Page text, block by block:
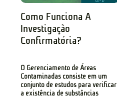
Como Funciona A
Investigação
Confirmatória?
O Gerenciamento de Áreas
Contaminadas consiste em um
conjunto de estudos para verificar
a existência de substâncias